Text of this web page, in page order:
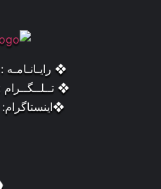
❖ رایـانـامـه :
❖ تــلــگــرام
❖اینستاگرام: